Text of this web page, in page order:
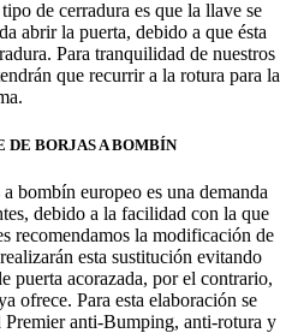
de cerradura es que la llave se
abrir la puerta, debido a que ésta
Para tranquilidad de nuestros
que recurrir a la rotura para la
DE BORJAS A BOMBÍN
bombín europeo es una demanda
debido a la facilidad con la que
recomendamos la modificación de
esta sustitución evitando
puerta acorazada, por el contrario,
ofrece. Para esta elaboración se
Premier anti-Bumping, anti-rotura y